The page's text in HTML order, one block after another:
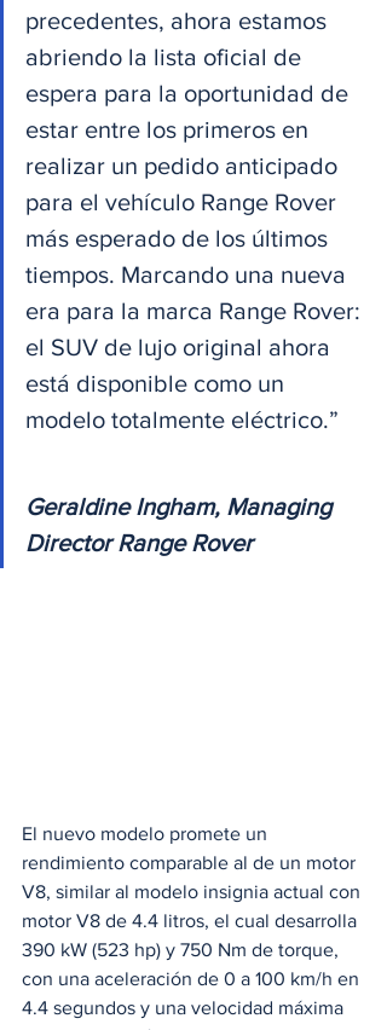
precedentes, ahora estamos
abriendo la lista oficial de
espera para la oportunidad de
estar entre los primeros en
realizar un pedido anticipado
para el vehículo Range Rover
más esperado de los últimos
tiempos. Marcando una nueva
era para la marca Range Rover:
el SUV de lujo original ahora
está disponible como un
modelo totalmente eléctrico.”
Geraldine Ingham, Managing
Director Range Rover
El nuevo modelo promete un
rendimiento comparable al de un motor
V8, similar al modelo insignia actual con
motor V8 de 4.4 litros, el cual desarrolla
390 kW (523 hp) y 750 Nm de torque,
con una aceleración de 0 a 100 km/h en
4.4 segundos y una velocidad máxima